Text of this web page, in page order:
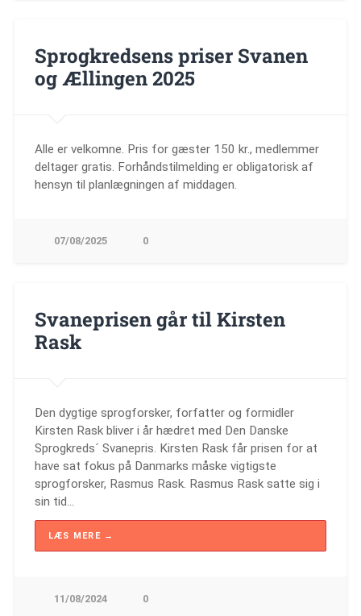
Sprogkredsens priser Svanen
og Ællingen 2025
Alle er velkomne. Pris for gæster 150 kr., medlemmer
deltager gratis. Forhåndstilmelding er obligatorisk af
hensyn til planlægningen af middagen.
07/08/2025 0
Svaneprisen går til Kirsten
Rask
Den dygtige sprogforsker, forfatter og formidler
Kirsten Rask bliver i år hædret med Den Danske
Sprogkreds´ Svanepris. Kirsten Rask får prisen for at
have sat fokus på Danmarks måske vigtigste
sprogforsker, Rasmus Rask. Rasmus Rask satte sig i
sin tid…
LÆS MERE →
11/08/2024 0